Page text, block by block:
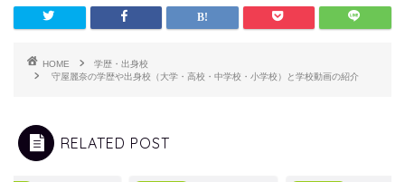
HOME
学歴・出身校
守屋麗奈の学歴や出身校（大学・高校・中学校・小学校）と学校動画の紹介
RELATED POST